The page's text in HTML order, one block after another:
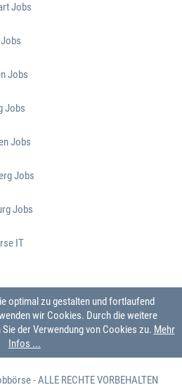
Jobs
Jobs
Jobs
Jobs
Jobs
Jobs
IT
optimal zu gestalten und fortlaufend
wir Cookies. Durch die weitere
der Verwendung von Cookies zu. Mehr
Infos ...
- ALLE RECHTE VORBEHALTEN